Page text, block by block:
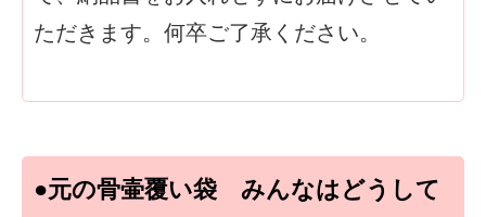
ただきます。何卒ご了承ください。
●元の骨壷覆い袋 みんなはどうして